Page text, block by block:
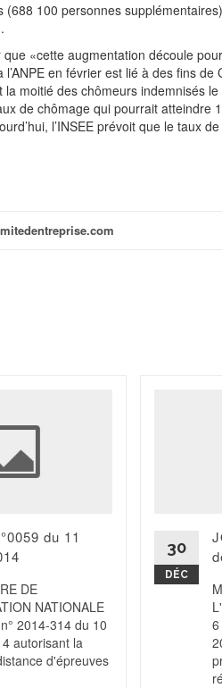
(688 100 personnes
«cette augmentation découle
en février est lié à des fins de
moitié des chômeurs indemnisés
de chômage qui pourrait atteindre
l’INSEE prévoit que le taux
du 11
DE
NATIONALE
2014-314 du 10
autorisant la
d'épreuves
30
DÉC